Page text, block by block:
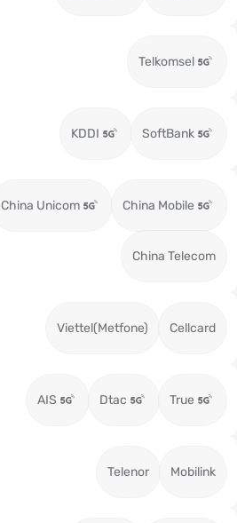
Telkomsel
KDDI SoftBank
China Unicom China Mobile
China Telecom
Viettel(Metfone) Cellcard
AIS Dtac True
Telenor Mobilink